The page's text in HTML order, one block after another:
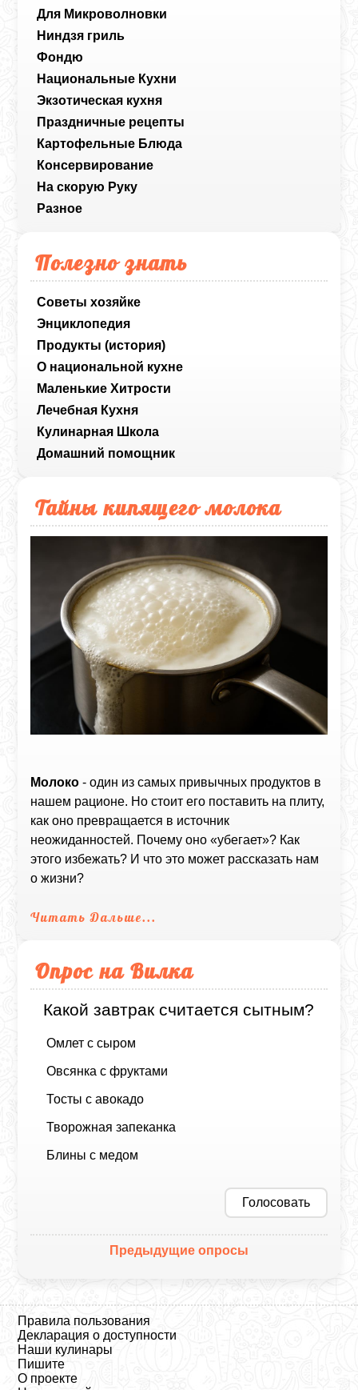
Для Микроволновки
Ниндзя гриль
Фондю
Национальные Кухни
Экзотическая кухня
Праздничные рецепты
Картофельные Блюда
Консервирование
На скорую Руку
Разное
Полезно знать
Советы хозяйке
Энциклопедия
Продукты (история)
О национальной кухне
Маленькие Хитрости
Лечебная Кухня
Кулинарная Школа
Домашний помощник
Тайны кипящего молока
Молоко - один из самых привычных продуктов в
нашем рационе. Но стоит его поставить на плиту,
как оно превращается в источник
неожиданностей. Почему оно «убегает»? Как
этого избежать? И что это может рассказать нам
о жизни?
Читать Дальше...
Опрос на Вилка
Какой завтрак считается сытным?
Омлет с сыром
Овсянка с фруктами
Тосты с авокадо
Творожная запеканка
Блины с медом
Голосовать
Предыдущие опросы
Правила пользования
Декларация о доступности
Наши кулинары
Пишите
О проекте